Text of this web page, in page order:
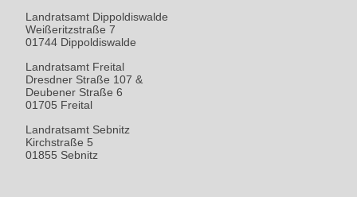
Landratsamt Dippoldiswalde
Weißeritzstraße 7
01744 Dippoldiswalde
Landratsamt Freital
Dresdner Straße 107 &
Deubener Straße 6
01705 Freital
Landratsamt Sebnitz
Kirchstraße 5
01855 Sebnitz